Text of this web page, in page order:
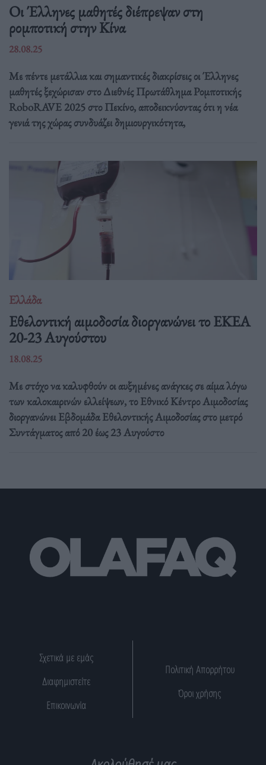
Οι Έλληνες μαθητές διέπρεψαν στη
ρομποτική στην Κίνα
28.08.25
Με πέντε μετάλλια και σημαντικές διακρίσεις οι Έλληνες
μαθητές ξεχώρισαν στο Διεθνές Πρωτάθλημα Ρομποτικής
RoboRAVE 2025 στο Πεκίνο, αποδεικνύοντας ότι η νέα
γενιά της χώρας συνδυάζει δημιουργικότητα,
Ελλάδα
Eθελοντική αιμοδοσία διοργανώνει το ΕΚΕΑ
20-23 Αυγούστου
18.08.25
Με στόχο να καλυφθούν οι αυξημένες ανάγκες σε αίμα λόγω
των καλοκαιρινών ελλείψεων, το Εθνικό Κέντρο Αιμοδοσίας
διοργανώνει Εβδομάδα Εθελοντικής Αιμοδοσίας στο μετρό
Συντάγματος από 20 έως 23 Αυγούστο
Σχετικά με εμάς
Διαφημιστείτε
Επικοινωνία
Πολιτική Απορρήτου
Όροι χρήσης